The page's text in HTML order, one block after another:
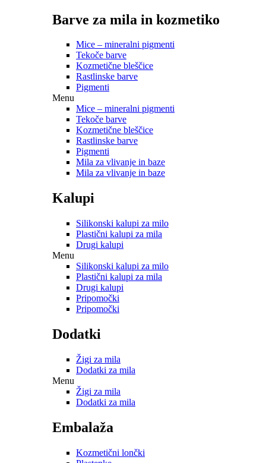
Barve za mila in kozmetiko
Mice – mineralni pigmenti
Tekoče barve
Kozmetične bleščice
Rastlinske barve
Pigmenti
Menu
Mice – mineralni pigmenti
Tekoče barve
Kozmetične bleščice
Rastlinske barve
Pigmenti
Mila za vlivanje in baze
Mila za vlivanje in baze
Kalupi
Silikonski kalupi za milo
Plastični kalupi za mila
Drugi kalupi
Menu
Silikonski kalupi za milo
Plastični kalupi za mila
Drugi kalupi
Pripomočki
Pripomočki
Dodatki
Žigi za mila
Dodatki za mila
Menu
Žigi za mila
Dodatki za mila
Embalaža
Kozmetični lončki